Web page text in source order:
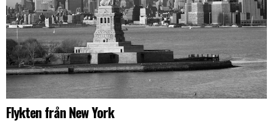
Flykten från New York